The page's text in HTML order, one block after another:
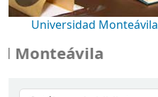
Universidad Monteávila